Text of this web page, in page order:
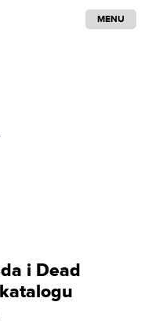
MENU
i Dead